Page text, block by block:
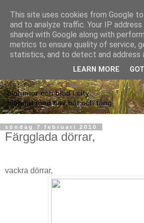
söndag 7 februari 2010
Färgglada dörrar,
vackra dörrar,
This site uses cookies from Google
and to analyze traffic. Your IP
shared with Google along with
metrics to ensure quality of service,
statistics, and to detect and address
LEARN MORE